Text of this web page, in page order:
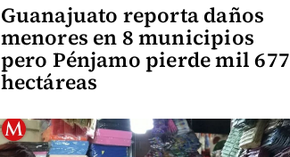
Guanajuato reporta daños
menores en 8 municipios
pero Pénjamo pierde mil 677
hectáreas